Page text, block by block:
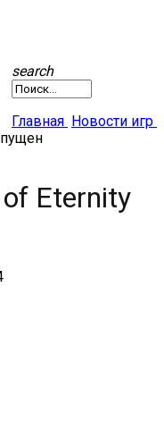
search
Главная Новости игр
of Eternity